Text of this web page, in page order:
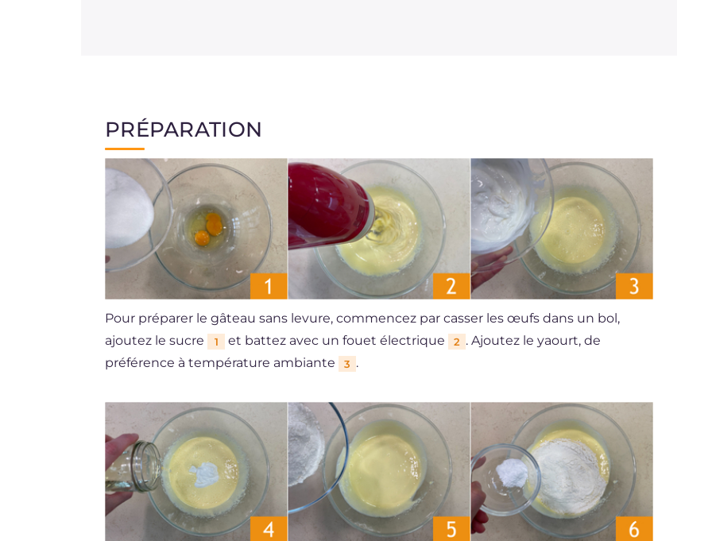
PRÉPARATION
Pour préparer le gâteau sans levure, commencez par casser les œufs dans un bol,
ajoutez le sucre
1 et battez avec un fouet électrique 2 . Ajoutez le yaourt, de
préférence à température ambiante
3 .